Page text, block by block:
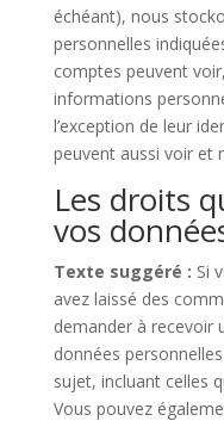
échéant), nous
personnelles
comptes peuvent
informations
l’exception de leur
peuvent aussi voir et
Les droits
vos
Texte suggéré : Si
avez laissé des
demander à recevoir
données
sujet, incluant celles
Vous pouvez